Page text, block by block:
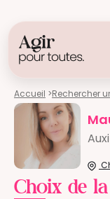
Accueil >Rechercher
Choix de